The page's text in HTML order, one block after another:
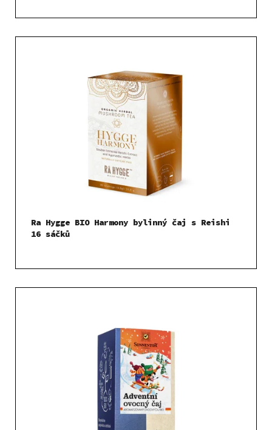
Ra Hygge BIO Harmony bylinný čaj s Reishi
16 sáčků